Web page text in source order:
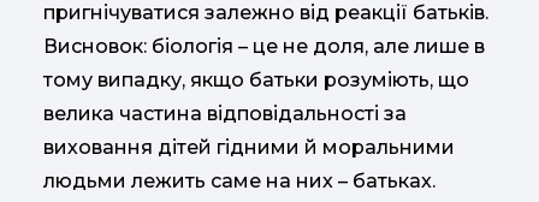
пригнічуватися залежно від реакції батьків.
Висновок: біологія – це не доля, але лише в
тому випадку, якщо батьки розуміють, що
велика частина відповідальності за
виховання дітей гідними й моральними
людьми лежить саме на них – батьках.